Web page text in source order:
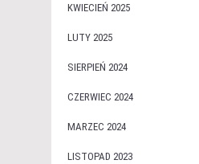
KWIECIEŃ 2025
LUTY 2025
SIERPIEŃ 2024
CZERWIEC 2024
MARZEC 2024
LISTOPAD 2023